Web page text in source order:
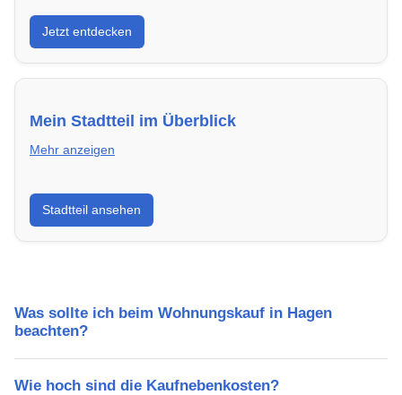
Entdecke Neubauprojekte in Hagen – modern,
energieeffizient und sofort bezugsfertig.
Jetzt entdecken
Mein Stadtteil im Überblick
Mehr anzeigen
Erfahre mehr über deinen Stadtteil in Hagen:
Lebensqualität, Verkehrsanbindung, Schulen,
Freizeitmöglichkeiten und Mietpreise.
Stadtteil ansehen
Was sollte ich beim Wohnungskauf in Hagen
beachten?
Wie hoch sind die Kaufnebenkosten?